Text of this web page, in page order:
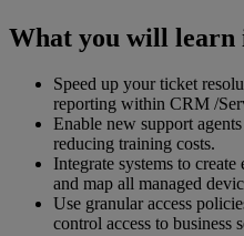
What you will learn
Speed up your ticket
reporting within CRM /
Enable new support
reducing training costs.
Integrate systems to create
and map all managed
Use granular access
control access to business